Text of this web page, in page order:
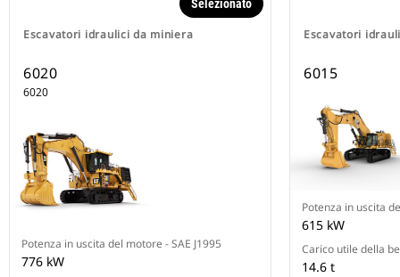
Escavatori idraulici da miniera
Selezionato
6020
6020
Potenza in uscita del motore - SAE J1995
776 kW
Escavatori
6015
Potenza in uscita
615 kW
Carico utile della
14.6 t